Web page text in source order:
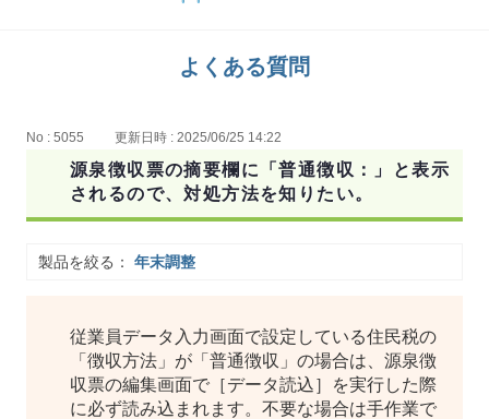
よくある質問
No : 5055 更新日時 : 2025/06/25 14:22
源泉徴収票の摘要欄に「普通徴収：」と表示
されるので、対処方法を知りたい。
製品を絞る： 年末調整
従業員データ入力画面で設定している住民税の
「徴収方法」が「普通徴収」の場合は、源泉徴
収票の編集画面で［データ読込］を実行した際
に必ず読み込まれます。不要な場合は手作業で